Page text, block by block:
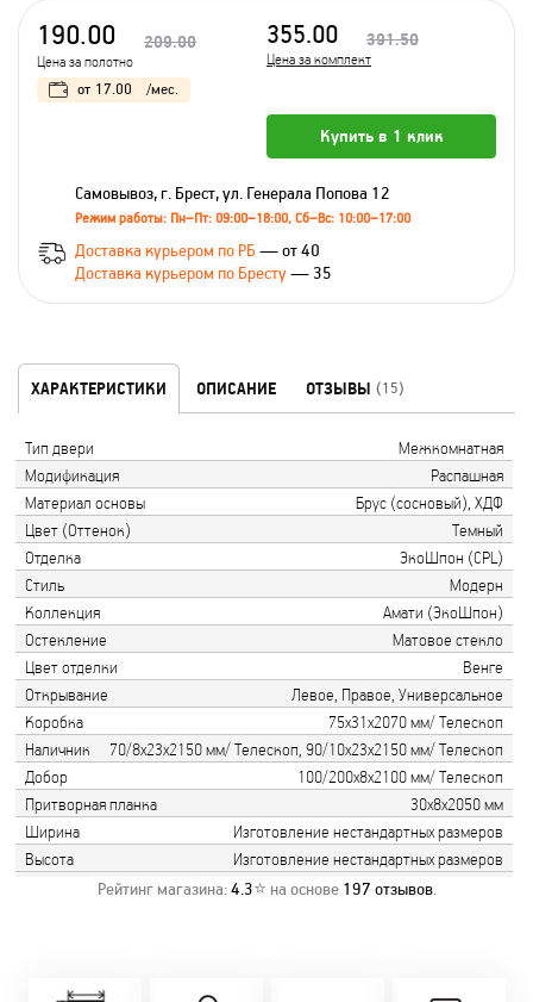
190.00 209.00
Цена за полотно
355.00 391.50
Цена за комплект
от 17.00 /мес.
Купить в 1 клик
Самовывоз, г. Брест, ул. Генерала Попова 12
Режим работы: Пн–Пт: 09:00–18:00, Сб–Вс: 10:00–17:00
Доставка курьером по РБ — от 40
Доставка курьером по Бресту— 35
ХАРАКТЕРИСТИКИ ОПИСАНИЕ ОТЗЫВЫ (15)
Тип двери
Межкомнатная
Модификация
Распашная
Материал основы
Брус (сосновый), ХДФ
Цвет (Оттенок)
Темный
Отделка
ЭкоШпон (CPL)
Стиль
Модерн
Коллекция
Амати (ЭкоШпон)
Остекление
Матовое стекло
Цвет отделки
Венге
Открывание
Левое, Правое, Универсальное
Коробка
75х31х2070 мм/ Телескоп
Наличник
70/8х23х2150 мм/ Телескоп, 90/10х23х2150 мм/ Телескоп
Добор
100/200х8х2100 мм/ Телескоп
Притворная планка
30х8х2050 мм
Ширина
Изготовление нестандартных размеров
Высота
Изготовление нестандартных размеров
Рейтинг магазина:4.3⭐ на основе 197 отзывов.
Замер бесплатно!